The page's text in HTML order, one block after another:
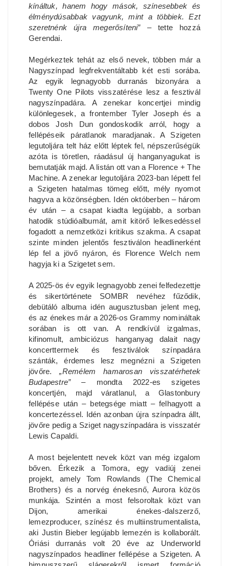
kínáltuk, hanem hogy mások, színesebbek és
élménydúsabbak vagyunk, mint a többiek. Ezt
szeretnénk újra megerősíteni” – tette hozzá
Gerendai.
Megérkeztek tehát az első nevek, többen már a
Nagyszínpad legfrekventáltabb két esti sorába.
Az egyik legnagyobb durranás bizonyára a
Twenty One Pilots visszatérése lesz a fesztivál
nagyszínpadára. A zenekar koncertjei mindig
különlegesek, a frontember Tyler Joseph és a
dobos Josh Dun gondoskodik arról, hogy a
fellépéseik páratlanok maradjanak. A Szigeten
legutoljára telt ház előtt léptek fel, népszerűségük
azóta is töretlen, ráadásul új hanganyagukat is
bemutatják majd. A listán ott van a Florence + The
Machine. A zenekar legutoljára 2023-ban lépett fel
a Szigeten hatalmas tömeg előtt, mély nyomot
hagyva a közönségben. Idén októberben – három
év után – a csapat kiadta legújabb, a sorban
hatodik stúdióalbumát, amit kitörő lelkesedéssel
fogadott a nemzetközi kritikus szakma. A csapat
szinte minden jelentős fesztiválon headlinerként
lép fel a jövő nyáron, és Florence Welch nem
hagyja ki a Szigetet sem.
A 2025-ös év egyik legnagyobb zenei felfedezettje
és sikertörténete SOMBR nevéhez fűződik,
debütáló albuma idén augusztusban jelent meg,
és az énekes már a 2026-os Grammy nomináltak
sorában is ott van. A rendkívül izgalmas,
kifinomult, ambiciózus hanganyag dalait nagy
koncerttermek és fesztiválok színpadára
szánták, érdemes lesz megnézni a Szigeten
jövőre.„Remélem hamarosan visszatérhetek
Budapestre”– mondta 2022-es szigetes
koncertjén, majd váratlanul, a Glastonbury
fellépése után – betegsége miatt – felhagyott a
koncertezéssel. Idén azonban újra színpadra állt,
jövőre pedig a Sziget nagyszínpadára is visszatér
Lewis Capaldi.
A most bejelentett nevek közt van még izgalom
bőven. Érkezik a Tomora, egy vadiúj zenei
projekt, amely Tom Rowlands (The Chemical
Brothers) és a norvég énekesnő, Aurora közös
munkája. Szintén a most felsoroltak közt van
Dijon, amerikai énekes-dalszerző,
lemezproducer, színész és multiinstrumentalista,
aki Justin Bieber legújabb lemezén is kollaborált.
Óriási durranás volt 20 éve az Underworld
nagyszínpados headliner fellépése a Szigeten. A